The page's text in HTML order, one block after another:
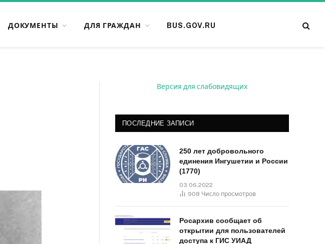
ДОКУМЕНТЫ ДЛЯ ГРАЖДАН BUS.GOV.RU
Версия для слабовидящих
ПОСЛЕДНИЕ ЗАПИСИ
250 лет добровольного
единения Ингушетии и России
(1770)
03.06.2022
908 Число просмотров
Росархив сообщает об
открытии для пользователей
доступа к ГИС УИАД